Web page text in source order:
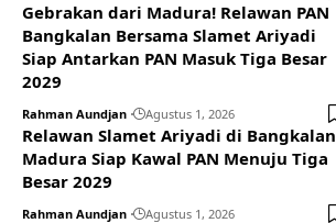
Gebrakan dari Madura! Relawan PAN
Bangkalan Bersama Slamet Ariyadi
Siap Antarkan PAN Masuk Tiga Besar
2029
Rahman Aundjan Agustus 1, 2026
Relawan Slamet Ariyadi di Bangkalan
Madura Siap Kawal PAN Menuju Tiga
Besar 2029
Rahman Aundjan Agustus 1, 2026